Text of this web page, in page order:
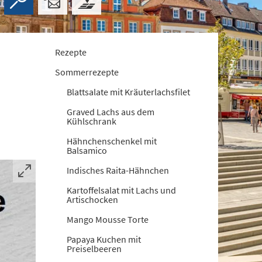
Rezepte
Sommerrezepte
Blattsalate mit Kräuterlachsfilet
Graved Lachs aus dem
Kühlschrank
Hähnchenschenkel mit
Balsamico
Indisches Raita-Hähnchen
Kartoffelsalat mit Lachs und
Artischocken
Mango Mousse Torte
Papaya Kuchen mit
Preiselbeeren